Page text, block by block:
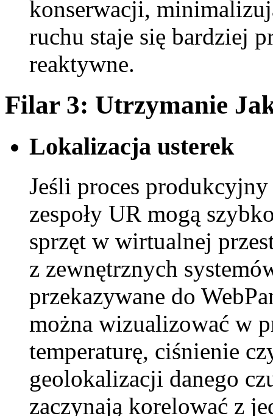
konserwacji,
ruchu staje się bardziej
reaktywne.
Filar 3: Utrzymanie
Lokalizacja usterek
Jeśli proces
zespoły UR mogą
sprzęt w wirtualnej
z zewnętrznych
przekazywane do
można wizualizować w
temperaturę, ciśnienie
geolokalizacji danego
zaczynają korelować z